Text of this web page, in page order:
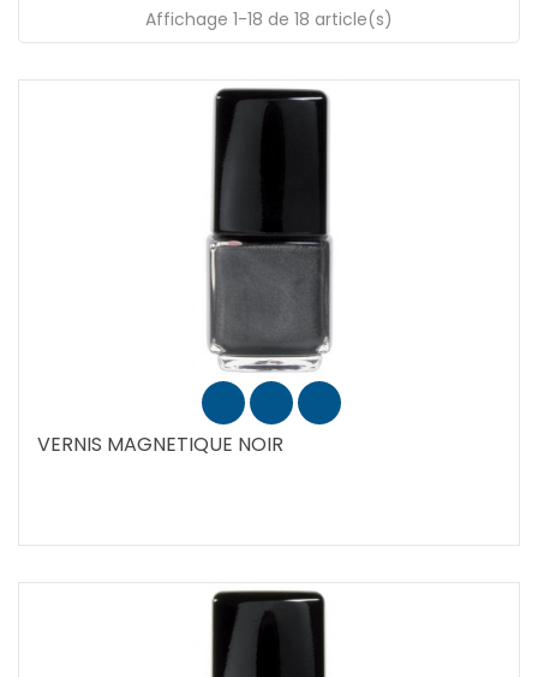
Affichage 1-18 de 18 article(s)
VERNIS MAGNETIQUE NOIR